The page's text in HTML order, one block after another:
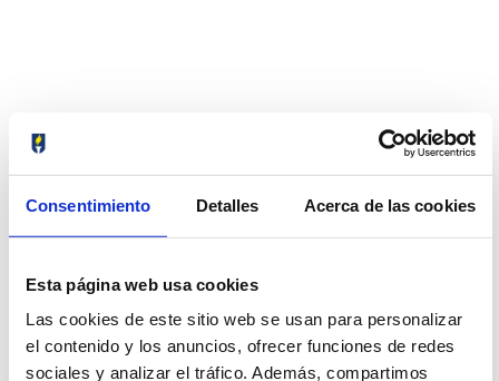
Consentimiento Detalles Acerca de las cookies
Esta página web usa cookies
Las cookies de este sitio web se usan para personalizar
el contenido y los anuncios, ofrecer funciones de redes
sociales y analizar el tráfico. Además, compartimos